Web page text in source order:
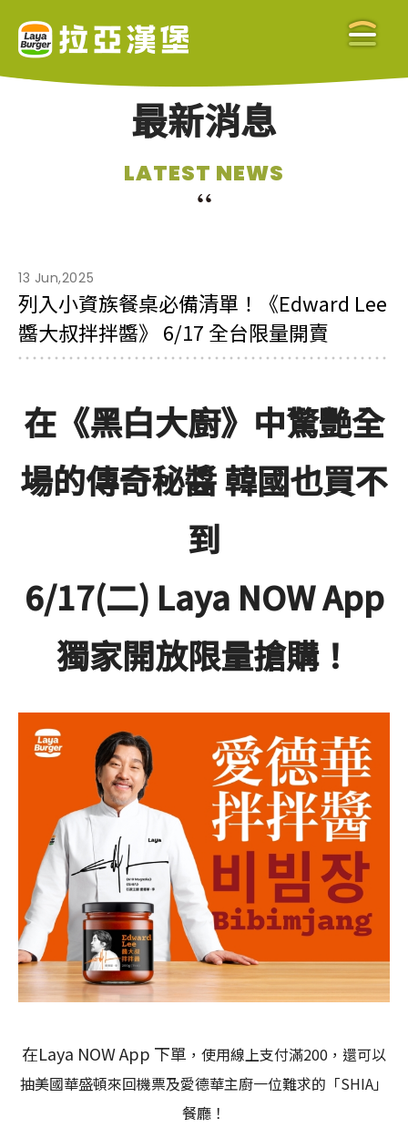
ABOUT US
門市查詢
STORE
最新消息
食品保證
CERTIFICATE
加盟夥伴專區
FRANCHISE
索取加盟計畫
CONTACT US
加入拉亞
JOIN US
加盟專線：0800-268-998
最新消息
LATEST NEWS
13 Jun,2025
列入小資族餐桌必備清單！《Edward Lee
醬大叔拌拌醬》 6/17 全台限量開賣
在《黑白大廚》中驚艷全
場的傳奇秘醬 韓國也買不
到
6/17(二) Laya NOW App
獨家開放限量搶購！
在Laya NOW App 下單 ，使用線上支付滿200，還可以
抽美國華盛頓來回機票及愛德華主廚一位難求的「SHIA」
餐廳！